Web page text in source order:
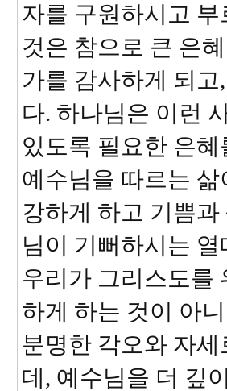
자를 구원하시고
것은 참으로 큰 은
가를 감사하게 되
다. 하나님은 이런
있도록 필요한 은
예수님을 따르는
강하게 하고 기쁨
님이 기뻐하시는
우리가 그리스도를
하게 하는 것이 아
분명한 각오와 자
데, 예수님을 더 깊